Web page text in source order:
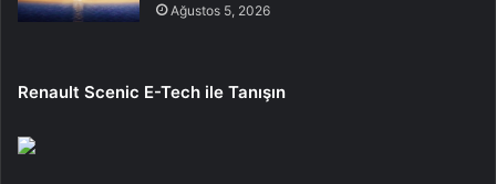
Ağustos 5, 2026
Renault Scenic E-Tech ile Tanışın